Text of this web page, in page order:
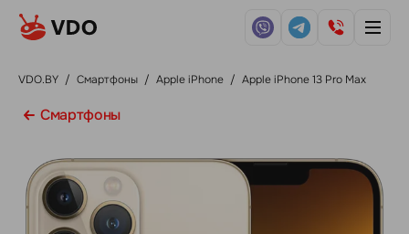
VDO.BY / Смартфоны / Apple iPhone / Apple iPhone 13 Pro Max
Смартфоны